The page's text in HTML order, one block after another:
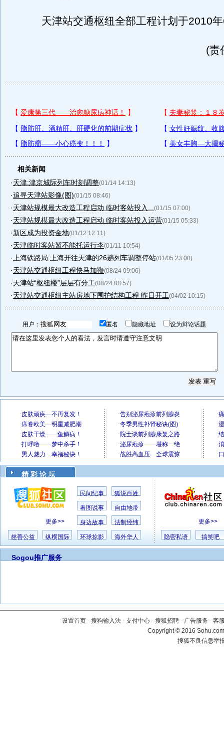
天津站交通枢纽全部工程计划于2010年
(责
相关新闻
·天津:津京城际列车时刻调整(01/14 14:13)
·追寻天津站影像(图)(01/15 08:46)
·天津站规模最大改造工程启动 临时客站投入... (01/15 07:00)
·天津站规模最大改造工程启动 临时客站投入运营(01/15 05:33)
·新区成为投资金地(01/12 12:11)
·天津临时客站暂不能托运行李(01/11 10:54)
· 上海铁路局:上海开往天津的26趟列车调整停站(01/05 23:00)
·天津站交通枢纽工程快马加鞭(08/24 09:06)
·天津站“枢纽楼”层层有分工(08/24 08:57)
·天津站交通枢纽主站房地下围护结构工程 昨日开工(04/02 10:15)
用户： 匿名 隐藏地址 设为辩论话题
精 彩 论 坛
更多>>
民间纪事 狐说百姓
看图说事 自由地带
身边故事 法制经纬
慈善公益 纵横国际 环球掠影 海外华人
更多>>
隐密私语 搞笑吧
Sogou推广服务
设置首页 - 搜狗输入法 - 支付中心 - 搜狐招聘 - 广告服务 - 客
Copyright©2016
搜狐不良信息举